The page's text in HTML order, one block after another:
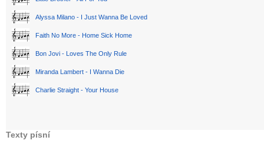
Alyssa Milano - I Just Wanna Be Loved
Faith No More - Home Sick Home
Bon Jovi - Loves The Only Rule
Miranda Lambert - I Wanna Die
Charlie Straight - Your House
Texty písní